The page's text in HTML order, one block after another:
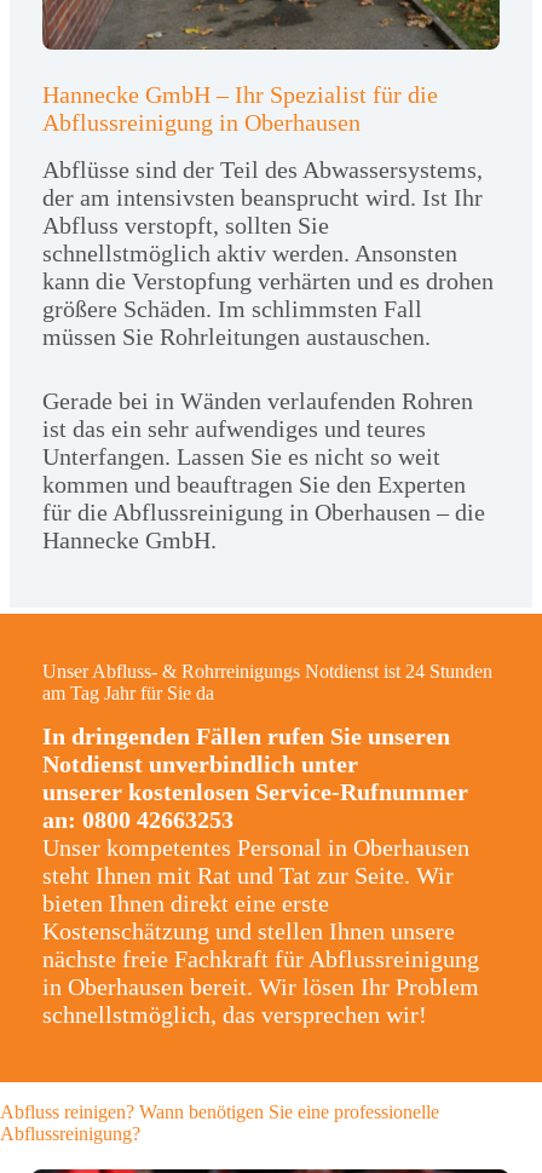
Hannecke GmbH – Ihr Spezialist für die
Abflussreinigung in Oberhausen
Abflüsse sind der Teil des Abwassersystems,
der am intensivsten beansprucht wird. Ist Ihr
Abfluss verstopft, sollten Sie
schnellstmöglich aktiv werden. Ansonsten
kann die Verstopfung verhärten und es drohen
größere Schäden. Im schlimmsten Fall
müssen Sie Rohrleitungen austauschen.
Gerade bei in Wänden verlaufenden Rohren
ist das ein sehr aufwendiges und teures
Unterfangen. Lassen Sie es nicht so weit
kommen und beauftragen Sie den Experten
für die Abflussreinigung in Oberhausen – die
Hannecke GmbH.
Unser Abfluss- & Rohrreinigungs Notdienst ist 24 Stunden
am Tag Jahr für Sie da
In dringenden Fällen rufen Sie unseren
Notdienst unverbindlich unter
unserer kostenlosen Service-Rufnummer
an: 0800 42663253
Unser kompetentes Personal in Oberhausen
steht Ihnen mit Rat und Tat zur Seite. Wir
bieten Ihnen direkt eine erste
Kostenschätzung und stellen Ihnen unsere
nächste freie Fachkraft für Abflussreinigung
in Oberhausen bereit. Wir lösen Ihr Problem
schnellstmöglich, das versprechen wir!
Abfluss reinigen? Wann benötigen Sie eine professionelle
Abflussreinigung?